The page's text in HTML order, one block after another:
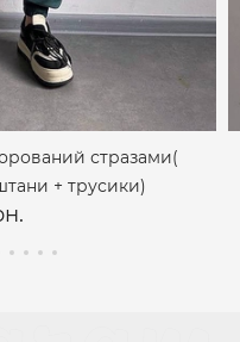
стразами(
+ трусики)